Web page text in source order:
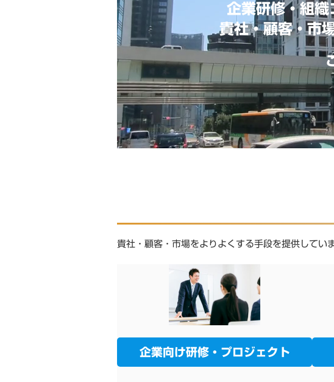
企業研修・組織
貴社・顧客・市
貴社・顧客・市場をよりよくする手段を提供してい
企業向け研修・プロジェクト